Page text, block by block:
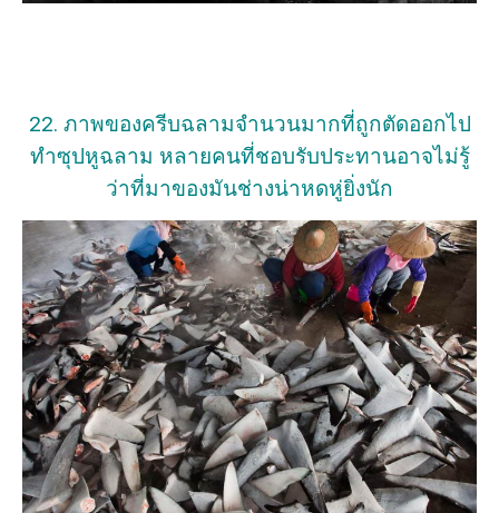
22. ภาพของครีบฉลามจำนวนมากที่ถูกตัดออกไป
ทำซุปหูฉลาม หลายคนที่ชอบรับประทานอาจไม่รู้
ว่าที่มาของมันช่างน่าหดหู่ยิ่งนัก